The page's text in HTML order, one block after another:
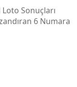
Loto Sonuçları
6 Numara